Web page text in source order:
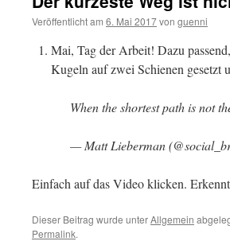
Veröffentlicht am 6. Mai 2017von guenni
Mai, Tag der Arbeit! Dazu
Kugeln auf zwei Schienen gesetzt
When the shortest path is not
— Matt Lieberman
Einfach auf das Video klicken.
Dieser Beitrag wurde unterAllgemein
Permalink.